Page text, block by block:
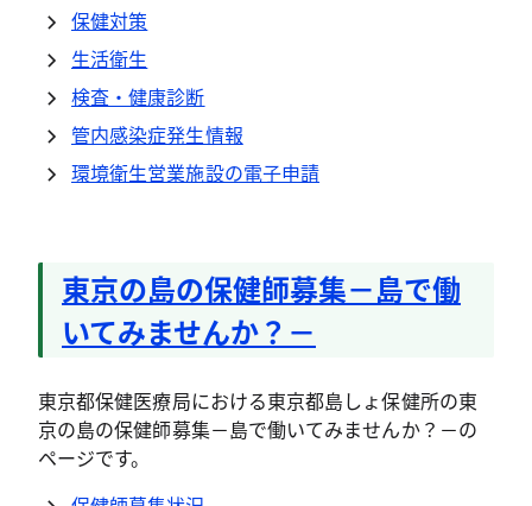
保健対策
生活衛生
検査・健康診断
管内感染症発生情報
環境衛生営業施設の電子申請
東京の島の保健師募集－島で働
いてみませんか？－
東京都保健医療局における東京都島しょ保健所の東
京の島の保健師募集－島で働いてみませんか？－の
ページです。